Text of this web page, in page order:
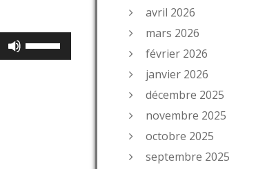
les
avril 2026
mars 2026
février 2026
janvier 2026
décembre 2025
novembre 2025
octobre 2025
septembre 2025